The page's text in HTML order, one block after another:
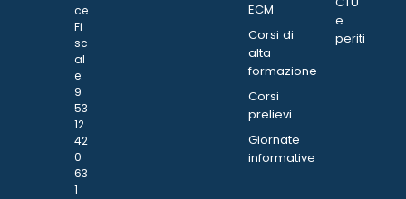
ce
Fi
sc
al
e:
9
53
12
42
0
63
1
ECM
Corsi di
alta
formazione
Corsi
prelievi
Giornate
informative
e
periti